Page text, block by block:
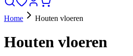
Home Houten vloeren
Houten vloeren